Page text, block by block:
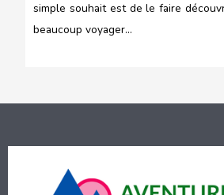
simple souhait est de le faire
beaucoup voyager…